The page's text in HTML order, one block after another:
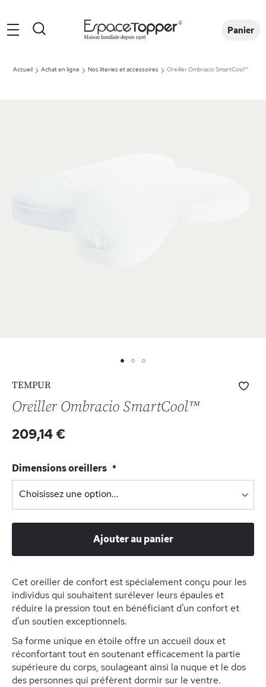
Panier
Rechercher
Accueil Achat en ligne Nos literies et accessoires Oreiller Ombracio SmartCool™
the
beginning
the
gallery
TEMPUR
Oreiller Ombracio SmartCool™
209,14 €
Dimensions oreillers
Ajouter au panier
Cet oreiller de confort est spécialement conçu pour les
individus qui souhaitent surélever leurs épaules et
réduire la pression tout en bénéficiant d'un confort et
d'un soutien exceptionnels.
Sa forme unique en étoile offre un accueil doux et
réconfortant tout en soutenant efficacement la partie
supérieure du corps, soulageant ainsi la nuque et le dos
des personnes qui préfèrent dormir sur le ventre.